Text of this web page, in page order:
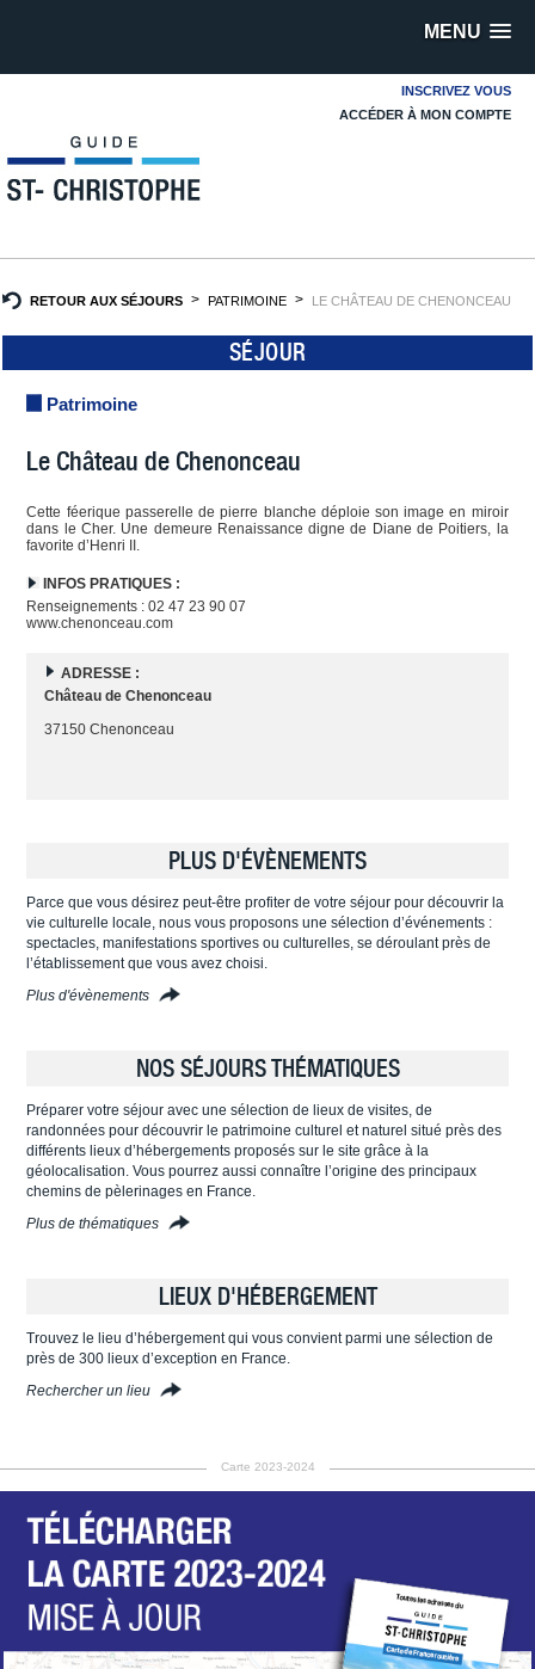
MENU
INSCRIVEZ VOUS
ACCÉDER À MON COMPTE
RETOUR AUX SÉJOURS PATRIMOINE LE CHÂTEAU DE CHENONCEAU
SÉJOUR
Patrimoine
Le Château de Chenonceau
Cette féerique passerelle de pierre blanche déploie son image en miroir
dans le Cher. Une demeure Renaissance digne de Diane de Poitiers, la
favorite d’Henri II.
INFOS PRATIQUES :
Renseignements : 02 47 23 90 07
www.chenonceau.com
ADRESSE :
Château de Chenonceau
37150 Chenonceau
PLUS D'ÉVÈNEMENTS
Parce que vous désirez peut-être profiter de votre séjour pour découvrir la
vie culturelle locale, nous vous proposons une sélection d’événements :
spectacles, manifestations sportives ou culturelles, se déroulant près de
l’établissement que vous avez choisi.
Plus d'évènements
NOS SÉJOURS THÉMATIQUES
Préparer votre séjour avec une sélection de lieux de visites, de
randonnées pour découvrir le patrimoine culturel et naturel situé près des
différents lieux d’hébergements proposés sur le site grâce à la
géolocalisation. Vous pourrez aussi connaître l’origine des principaux
chemins de pèlerinages en France.
Plus de thématiques
LIEUX D'HÉBERGEMENT
Trouvez le lieu d’hébergement qui vous convient parmi une sélection de
près de 300 lieux d’exception en France.
Rechercher un lieu
Carte 2023-2024